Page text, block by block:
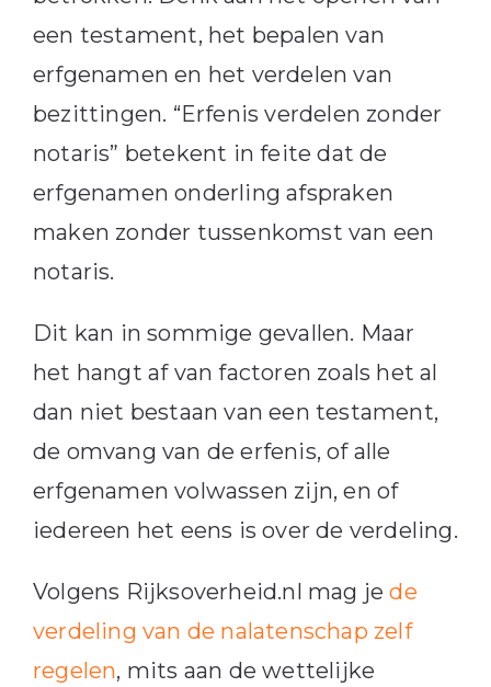
een testament, het bepalen van
erfgenamen en het verdelen van
bezittingen. “Erfenis verdelen zonder
notaris” betekent in feite dat de
erfgenamen onderling afspraken
maken zonder tussenkomst van een
notaris.
Dit kan in sommige gevallen. Maar
het hangt af van factoren zoals het al
dan niet bestaan van een testament,
de omvang van de erfenis, of alle
erfgenamen volwassen zijn, en of
iedereen het eens is over de verdeling.
Volgens Rijksoverheid.nl mag jede
verdeling van de nalatenschap zelf
regelen, mits aan de wettelijke